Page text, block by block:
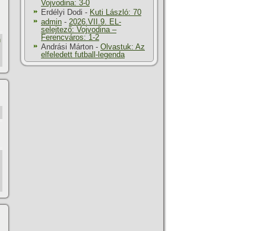
Vojvodina: 3-0
Erdélyi Dodi - Kuti László: 70
admin - 2026.VII.9. EL-
selejtező: Vojvodina –
Ferencváros: 1-2
Andrási Márton - Olvastuk: Az
elfeledett futball-legenda